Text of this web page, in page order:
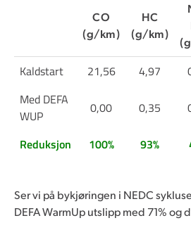
CO
(g/km)
HC
(g/km)
Kaldstart 21,56 4,97
Med DEFA
WUP
0,00 0,35
Reduksjon 100% 93%
Ser vi på bykjøringen i NEDC
DEFA WarmUp utslipp med 71% og